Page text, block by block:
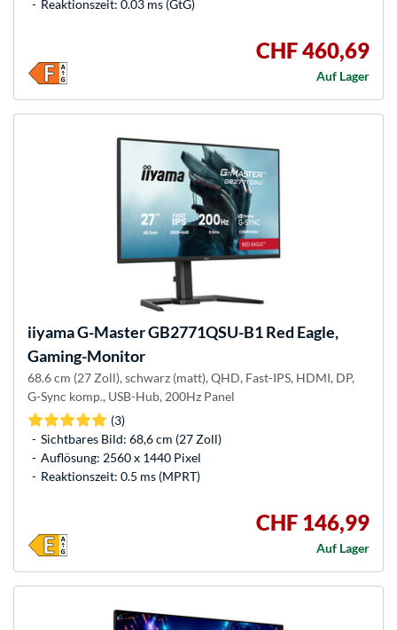
Reaktionszeit: 0.03 ms (GtG)
CHF 460,69
Auf Lager
iiyamaG-Master GB2771QSU-B1 Red Eagle,
Gaming-Monitor
68.6 cm (27 Zoll), schwarz (matt), QHD, Fast-IPS, HDMI, DP,
G-Sync komp., USB-Hub, 200Hz Panel
(3)
Sichtbares Bild: 68,6 cm (27 Zoll)
Auflösung: 2560 x 1440 Pixel
Reaktionszeit: 0.5 ms (MPRT)
CHF 146,99
Auf Lager